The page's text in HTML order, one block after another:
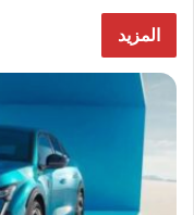
المزيد